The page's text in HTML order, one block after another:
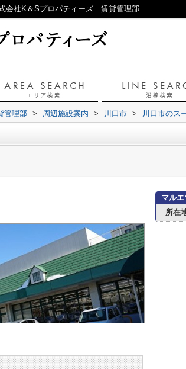
会社K＆Sプロパティーズ 賃貸管理部
管理部 > 周辺施設案内 > 川口市 > 川口市のス
マル
所在